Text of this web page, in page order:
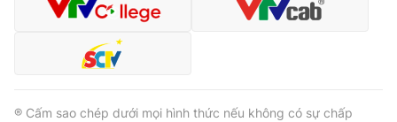
® Cấm sao chép dưới mọi hình thức nếu không có sự chấp